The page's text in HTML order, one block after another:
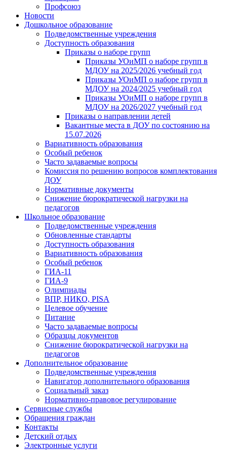
Профсоюз
Новости
Дошкольное образование
Подведомственные учреждения
Доступность образования
Приказы о наборе групп
Приказы УОиМП о наборе групп в
МДОУ на 2025/2026 учебный год
Приказы УОиМП о наборе групп в
МДОУ на 2024/2025 учебный год
Приказы УОиМП о наборе групп в
МДОУ на 2026/2027 учебный год
Приказы о направлении детей
Вакантные места в ДОУ по состоянию на
15.07.2026
Вариативность образования
Особый ребенок
Часто задаваемые вопросы
Комиссия по решению вопросов комплектования
ДОУ
Нормативные документы
Снижение бюрократической нагрузки на
педагогов
Школьное образование
Подведомственные учреждения
Обновленные стандарты
Доступность образования
Вариативность образования
Особый ребенок
ГИА-11
ГИА-9
Олимпиады
ВПР, НИКО, PISA
Целевое обучение
Питание
Часто задаваемые вопросы
Образцы документов
Снижение бюрократической нагрузки на
педагогов
Дополнительное образование
Подведомственные учреждения
Навигатор дополнительного образования
Социальный заказ
Нормативно-правовое регулирование
Сервисные службы
Обращения граждан
Контакты
Детский отдых
Электронные услуги